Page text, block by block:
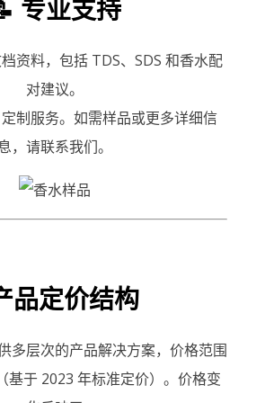
专业支持
资料，包括 TDS、SDS 和香水配
对建议。
制服务。如需样品或更多详细信
，请联系我们。
品定价结构
多层次的产品解决方案，价格范围
基于 2023 年标准定价）。价格变